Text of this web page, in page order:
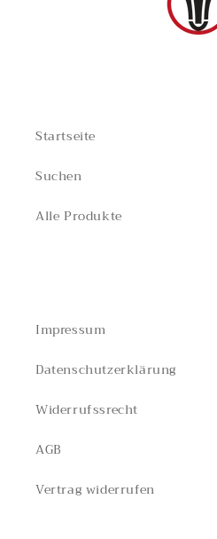
Startseite
Suchen
Alle Produkte
Impressum
Datenschutzerklärung
Widerrufssrecht
AGB
Vertrag widerrufen